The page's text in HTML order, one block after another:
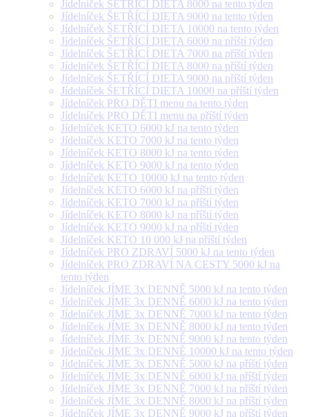
Jídelníček ŠETŘÍCÍ DIETA 8000 na tento týden
Jídelníček ŠETŘÍCÍ DIETA 9000 na tento týden
Jídelníček ŠETŘÍCÍ DIETA 10000 na tento týden
Jídelníček ŠETŘÍCÍ DIETA 6000 na příští týden
Jídelníček ŠETŘÍCÍ DIETA 7000 na příští týden
Jídelníček ŠETŘÍCÍ DIETA 8000 na příští týden
Jídelníček ŠETŘÍCÍ DIETA 9000 na příští týden
Jídelníček ŠETŘÍCÍ DIETA 10000 na příští týden
Jídelníček PRO DĚTI menu na tento týden
Jídelníček PRO DĚTI menu na příští týden
Jídelníček KETO 6000 kJ na tento týden
Jídelníček KETO 7000 kJ na tento týden
Jídelníček KETO 8000 kJ na tento týden
Jídelníček KETO 9000 kJ na tento týden
Jídelníček KETO 10000 kJ na tento týden
Jídelníček KETO 6000 kJ na příští týden
Jídelníček KETO 7000 kJ na příští týden
Jídelníček KETO 8000 kJ na příští týden
Jídelníček KETO 9000 kJ na příští týden
Jídelníček KETO 10 000 kJ na příští týden
Jídelníček PRO ZDRAVÍ 5000 kJ na tento týden
Jídelníček PRO ZDRAVÍ NA CESTY 5000 kJ na
tento týden
Jídelníček JÍME 3x DENNĚ 5000 kJ na tento týden
Jídelníček JÍME 3x DENNĚ 6000 kJ na tento týden
Jídelníček JÍME 3x DENNĚ 7000 kJ na tento týden
Jídelníček JÍME 3x DENNĚ 8000 kJ na tento týden
Jídelníček JÍME 3x DENNĚ 9000 kJ na tento týden
Jídelníček JÍME 3x DENNĚ 10000 kJ na tento týden
Jídelníček JÍME 3x DENNĚ 5000 kJ na příští týden
Jídelníček JÍME 3x DENNĚ 6000 kJ na příští týden
Jídelníček JÍME 3x DENNĚ 7000 kJ na příští týden
Jídelníček JÍME 3x DENNĚ 8000 kJ na příští týden
Jídelníček JÍME 3x DENNĚ 9000 kJ na příští týden